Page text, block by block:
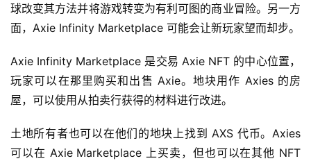
球改变其方法并将游戏转变为有利可图的商业冒险。另一方
面，Axie Infinity Marketplace 可能会让新玩家望而却步。
Axie Infinity Marketplace 是交易 Axie NFT 的中心位置，
玩家可以在那里购买和出售 Axie。地块用作 Axies 的房
屋，可以使用从拍卖行获得的材料进行改进。
土地所有者也可以在他们的地块上找到 AXS 代币。Axies
可以在 Axie Marketplace 上买卖，但也可以在其他 NFT